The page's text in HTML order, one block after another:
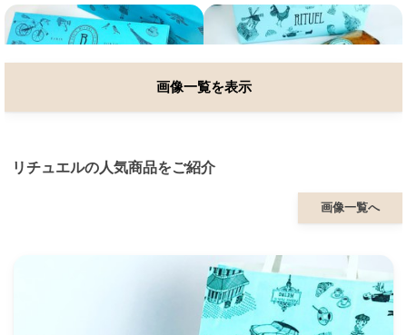
画像一覧を表示
リチュエルの人気商品をご紹介
画像一覧へ